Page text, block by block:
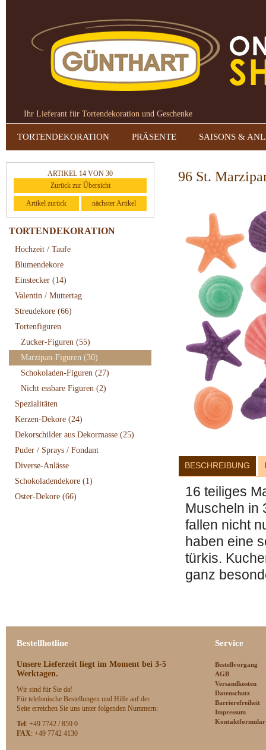
Ihr Lieferant für Tortendekoration und Geschenke
TORTENDEKORATION PRÄSENTE SAISONS &
ARTIKEL 14 VON 30
Zurück zur Übersicht
Artikel zurück nächster Artikel
TORTENDEKORATION
Hochzeit / Taufe
Blumendekore
Einstecker (14)
Valentin / Muttertag
Streudekore (66)
Tortenfiguren
Zucker-Figuren (55)
Marzipan-Figuren (30)
Schokoladen-Figuren (27)
Nicht essbare Figuren (2)
Spezialitäten
Kerzen-Dekore (24)
Dekorschilder aus Dekormasse (25)
Puder / Sprays / Fondant
Diverse-Anlässe
Schokoladendekore (1)
Oster-Dekore (66)
96 St.
BESCHREIBUNG
16 teiliges
Muscheln in
fallen nicht
haben eine
türkis.
ganz
Bestellhotline
Unsere Lieferzeit liegt im Moment bei 3-5
Werktagen.
Wir sind für Sie da!
Für telefonische Bestellungen und Hilfe auf der
Seite erreichen Sie uns unter folgenden Nummern:
Tel: +49 7742 / 859 0
FAX: +49 7742 4130
Service
Bestellvorgang
AGB
Versandkosten
Datenschutz
Barrierefreiheit
Impressum
Kontaktformular